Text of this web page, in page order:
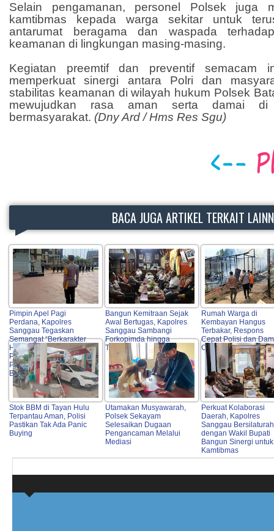
Selain pengamanan, personel Polsek juga
kamtibmas kepada warga sekitar untuk
antarumat beragama dan waspada
keamanan di lingkungan masing-masing.
Kegiatan preemtif dan preventif semacam
memperkuat sinergi antara Polri dan
stabilitas keamanan di wilayah hukum Polsek
mewujudkan rasa aman serta damai di
bermasyarakat. (Dny Ard / Hms Res Sgu)
BACA JUGA ARTIKEL TERKAIT
Pimpin Apel Pagi
Perdana, Kapolres
Sanggau Tegaskan
Semangat “Berkarakter
HEBAT” serta Dorong
Profesionalisme dan
Pelayanan Publik
Berkualitas
Bangun Kemitraan Sejak
Awal Bertugas, Kapolres
Sanggau Sambangi
Forkopimda hingga
Tokoh Adat
Rumah Warga di
Kembayan Hangus
Terbakar, Respons
Cepat Polisi dan
Cegah Api Meluas
Stok BBM di Tayan Hulu
Terpantau Aman, Polisi
Pastikan Tak Ada Panic
Buying
Utamakan Musyawarah,
Polsek Sekayam
Selesaikan Dugaan
Pengancaman Melalui
Mediasi
Perkuat Kolaborasi
Daerah, Kapolres
Sanggau
dengan Wakil Bupati
Bangun Sinergi untuk
Kamtibmas